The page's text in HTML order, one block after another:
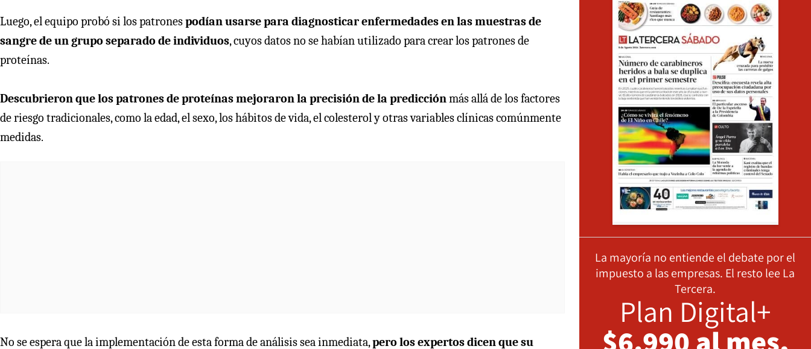
Luego, el equipo probó si los patronespodían usarse para diagnosticar enfermedades en las muestras de
sangre de un grupo separado de individuos, cuyos datos no se habían utilizado para crear los patrones de
proteínas.
Descubrieron que los patrones de proteínas mejoraron la precisión de la predicciónmás allá de los factores
de riesgo tradicionales, como la edad, el sexo, los hábitos de vida, el colesterol y otras variables clínicas comúnmente
medidas.
No se espera que la implementación de esta forma de análisis sea inmediata,pero los expertos dicen que su
La mayoría no entiende el debate por el
impuesto a las empresas. El resto lee La
Tercera.
Plan Digital+
$6.990 al mes,